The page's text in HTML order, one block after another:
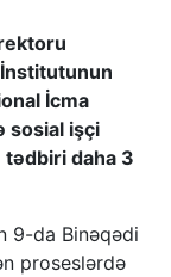
İcma
sosial işçi
daha 3
9-da Binəqədi
proseslərdə